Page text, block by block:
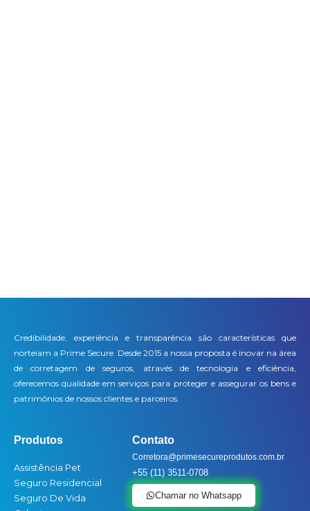
Credibilidade, experiência e transparência são características que
norteiam a Prime Secure. Desde 2015 a nossa proposta é inovar na área
de corretagem de seguros, através de tecnologia e eficiência,
oferecemos qualidade em serviços para proteger e assegurar os bens e
patrimônios de nossos clientes e parceiros.
Produtos
Assistência Pet
Seguro Residencial
Seguro De Vida
Contato
Corretora@primesecureprodutos.com.br
+55 (11) 3511-0708
Chamar no Whatsapp